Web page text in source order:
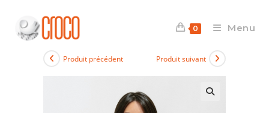
content
0 Menu
Produit précédent Produit suivant